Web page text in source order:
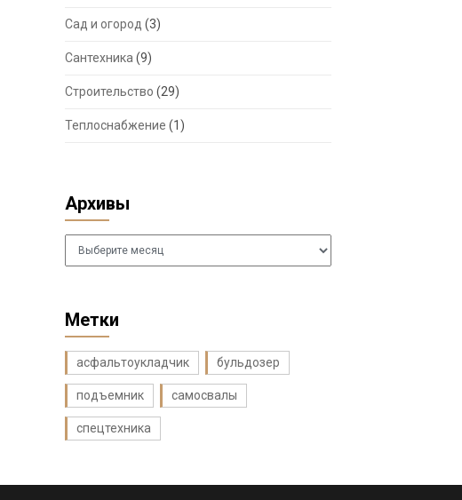
Сад и огород (3)
Сантехника (9)
Строительство (29)
Теплоснабжение (1)
Архивы
Архивы
Метки
асфальтоукладчик бульдозер
подъемник самосвалы
спецтехника